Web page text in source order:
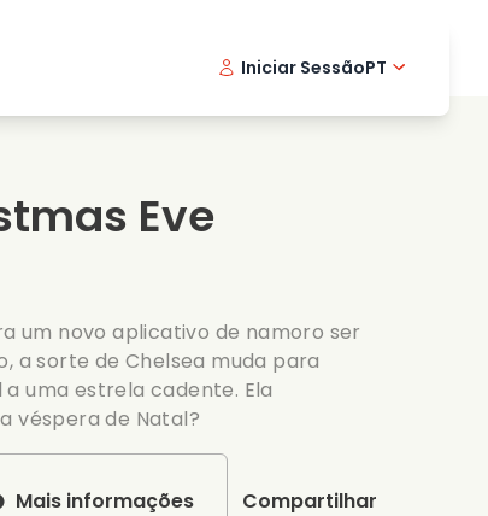
romanticas
Casamento
Iniciar SessãoPT
Eve
um novo aplicativo de namoro ser
a sorte de Chelsea muda para
uma estrela cadente. Ela
véspera de Natal?
Mais informações Compartilhar